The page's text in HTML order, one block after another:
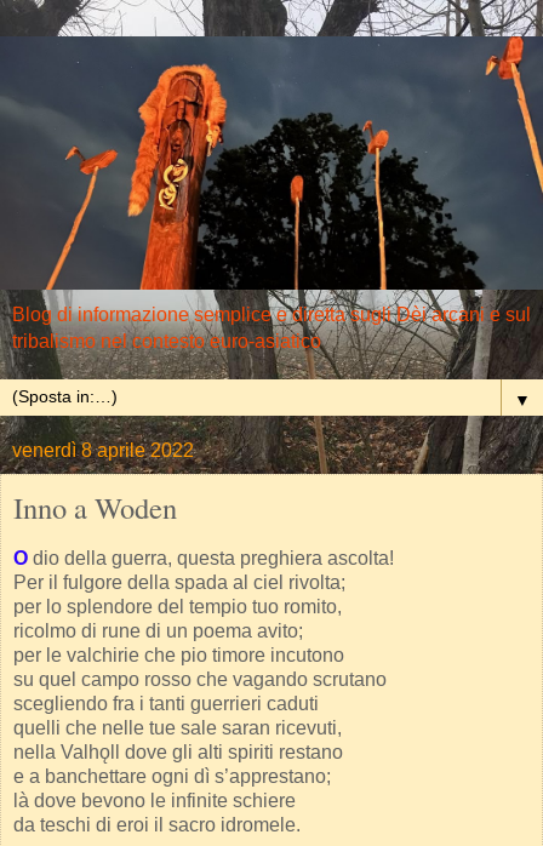
Blog di informazione semplice e diretta sugli Dèi arcani e sul
tribalismo nel contesto euro-asiatico
▼
venerdì 8 aprile 2022
Inno a Woden
O dio della guerra, questa preghiera ascolta!
Per il fulgore della spada al ciel rivolta;
per lo splendore del tempio tuo romito,
ricolmo di rune di un poema avito;
per le valchirie che pio timore incutono
su quel campo rosso che vagando scrutano
scegliendo fra i tanti guerrieri caduti
quelli che nelle tue sale saran ricevuti,
nella Valhǫll dove gli alti spiriti restano
e a banchettare ogni dì s’apprestano;
là dove bevono le infinite schiere
da teschi di eroi il sacro idromele.